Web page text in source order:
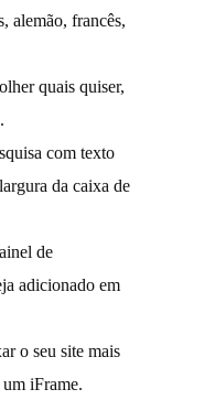
alemão, francês,
quais quiser,
com texto
da caixa de
de
adicionado em
o seu site mais
iFrame.